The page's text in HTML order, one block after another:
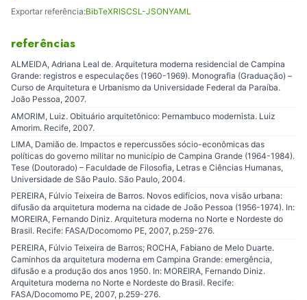
Exportar referência:BibTeXRISCSL-JSONYAML
referências
ALMEIDA, Adriana Leal de. Arquitetura moderna residencial de Campina
Grande: registros e especulações (1960-1969). Monografia (Graduação) –
Curso de Arquitetura e Urbanismo da Universidade Federal da Paraíba.
João Pessoa, 2007.
AMORIM, Luiz. Obituário arquitetônico: Pernambuco modernista. Luiz
Amorim. Recife, 2007.
LIMA, Damião de. Impactos e repercussões sócio-econômicas das
políticas do governo militar no município de Campina Grande (1964-1984).
Tese (Doutorado) – Faculdade de Filosofia, Letras e Ciências Humanas,
Universidade de São Paulo. São Paulo, 2004.
PEREIRA, Fúlvio Teixeira de Barros. Novos edifícios, nova visão urbana:
difusão da arquitetura moderna na cidade de João Pessoa (1956-1974). In:
MOREIRA, Fernando Diniz. Arquitetura moderna no Norte e Nordeste do
Brasil. Recife: FASA/Docomomo PE, 2007, p.259-276.
PEREIRA, Fúlvio Teixeira de Barros; ROCHA, Fabiano de Melo Duarte.
Caminhos da arquitetura moderna em Campina Grande: emergência,
difusão e a produção dos anos 1950. In: MOREIRA, Fernando Diniz.
Arquitetura moderna no Norte e Nordeste do Brasil. Recife:
FASA/Docomomo PE, 2007, p.259-276.